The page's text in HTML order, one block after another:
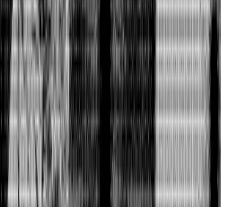
Tagen zu einem
Portfolio kam
für Produktionen wie
und Olivia Jones — online war
zu finden.
Tag